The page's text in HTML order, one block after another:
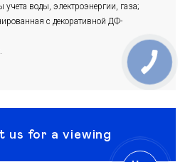
воды, электроэнергии, газа;
с декоративной ДФ-
us for a viewing